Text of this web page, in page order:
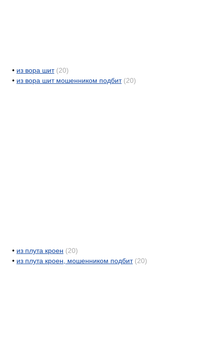
• из вора шит (20)
• из вора шит мошенником подбит (20)
• из плута кроен (20)
• из плута кроен, мошенником подбит (20)